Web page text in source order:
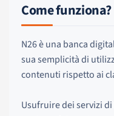
Come funziona?
N26 è una banca
sua semplicità di
contenuti rispetto ai
Usufruire dei servizi